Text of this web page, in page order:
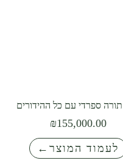
ספרדי עם כל ההידורים
₪155,000.00
לעמוד המוצר←